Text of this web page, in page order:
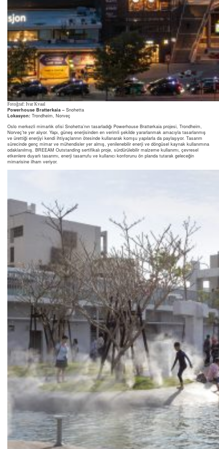
Fotoğraf: Ivar Kvaal
Powerhouse Brattørkaia – Snohetta
Lokasyon: Trondheim, Norveç
Oslo merkezli mimarlık ofisi Snohetta’nın tasarladığı Powerhouse Brattørkaia projesi, Trondheim,
Norveç’te yer alıyor. Yapı, güneş enerjisinden en verimli şekilde yararlanmak amacıyla tasarlanmış
ve ürettiği enerjiyi kendi ihtiyaçlarının ötesinde kullanarak komşu yapılarla da paylaşıyor. Tasarım
sürecinde genç mimar ve mühendisler yer almış, yenilenebilir enerji ve döngüsel kaynak kullanımına
odaklanılmış. BREEAM Outstanding sertifikalı proje, sürdürülebilir malzeme kullanımı, çevresel
etkenlere duyarlı tasarımı, enerji tasarrufu ve kullanıcı konforunu ön planda tutarak geleceğin
mimarisine ilham veriyor.